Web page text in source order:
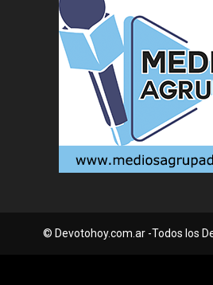
© Devotohoy.com.ar -Todos los